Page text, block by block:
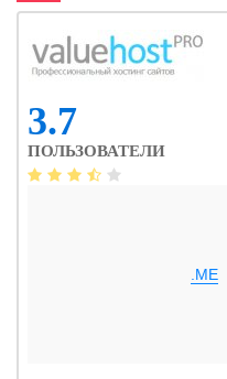
3.7
ПОЛЬЗОВАТЕЛИ
.ME